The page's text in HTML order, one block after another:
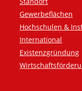
Gewerbeflächen
Hochschulen &
International
Existenzgründung